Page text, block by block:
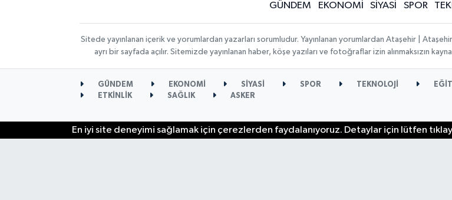
GÜNDEM EKONOMİ SİYASİ SPOR
Sitede yayınlanan içerik ve yorumlardan yazarları sorumludur. Yayınlanan yorumlardan Ataşehir |
ayrı bir sayfada açılır. Sitemizde yayınlanan haber, köşe yazıları ve fotoğraflar izin alınmaksızın
GÜNDEM EKONOMİ SİYASİ SPOR TEKNOLOJİ
ETKİNLİK
SAĞLIK ASKER
En iyi site deneyimi sağlamak için çerezlerden faydalanıyoruz. Detaylar için lütfen